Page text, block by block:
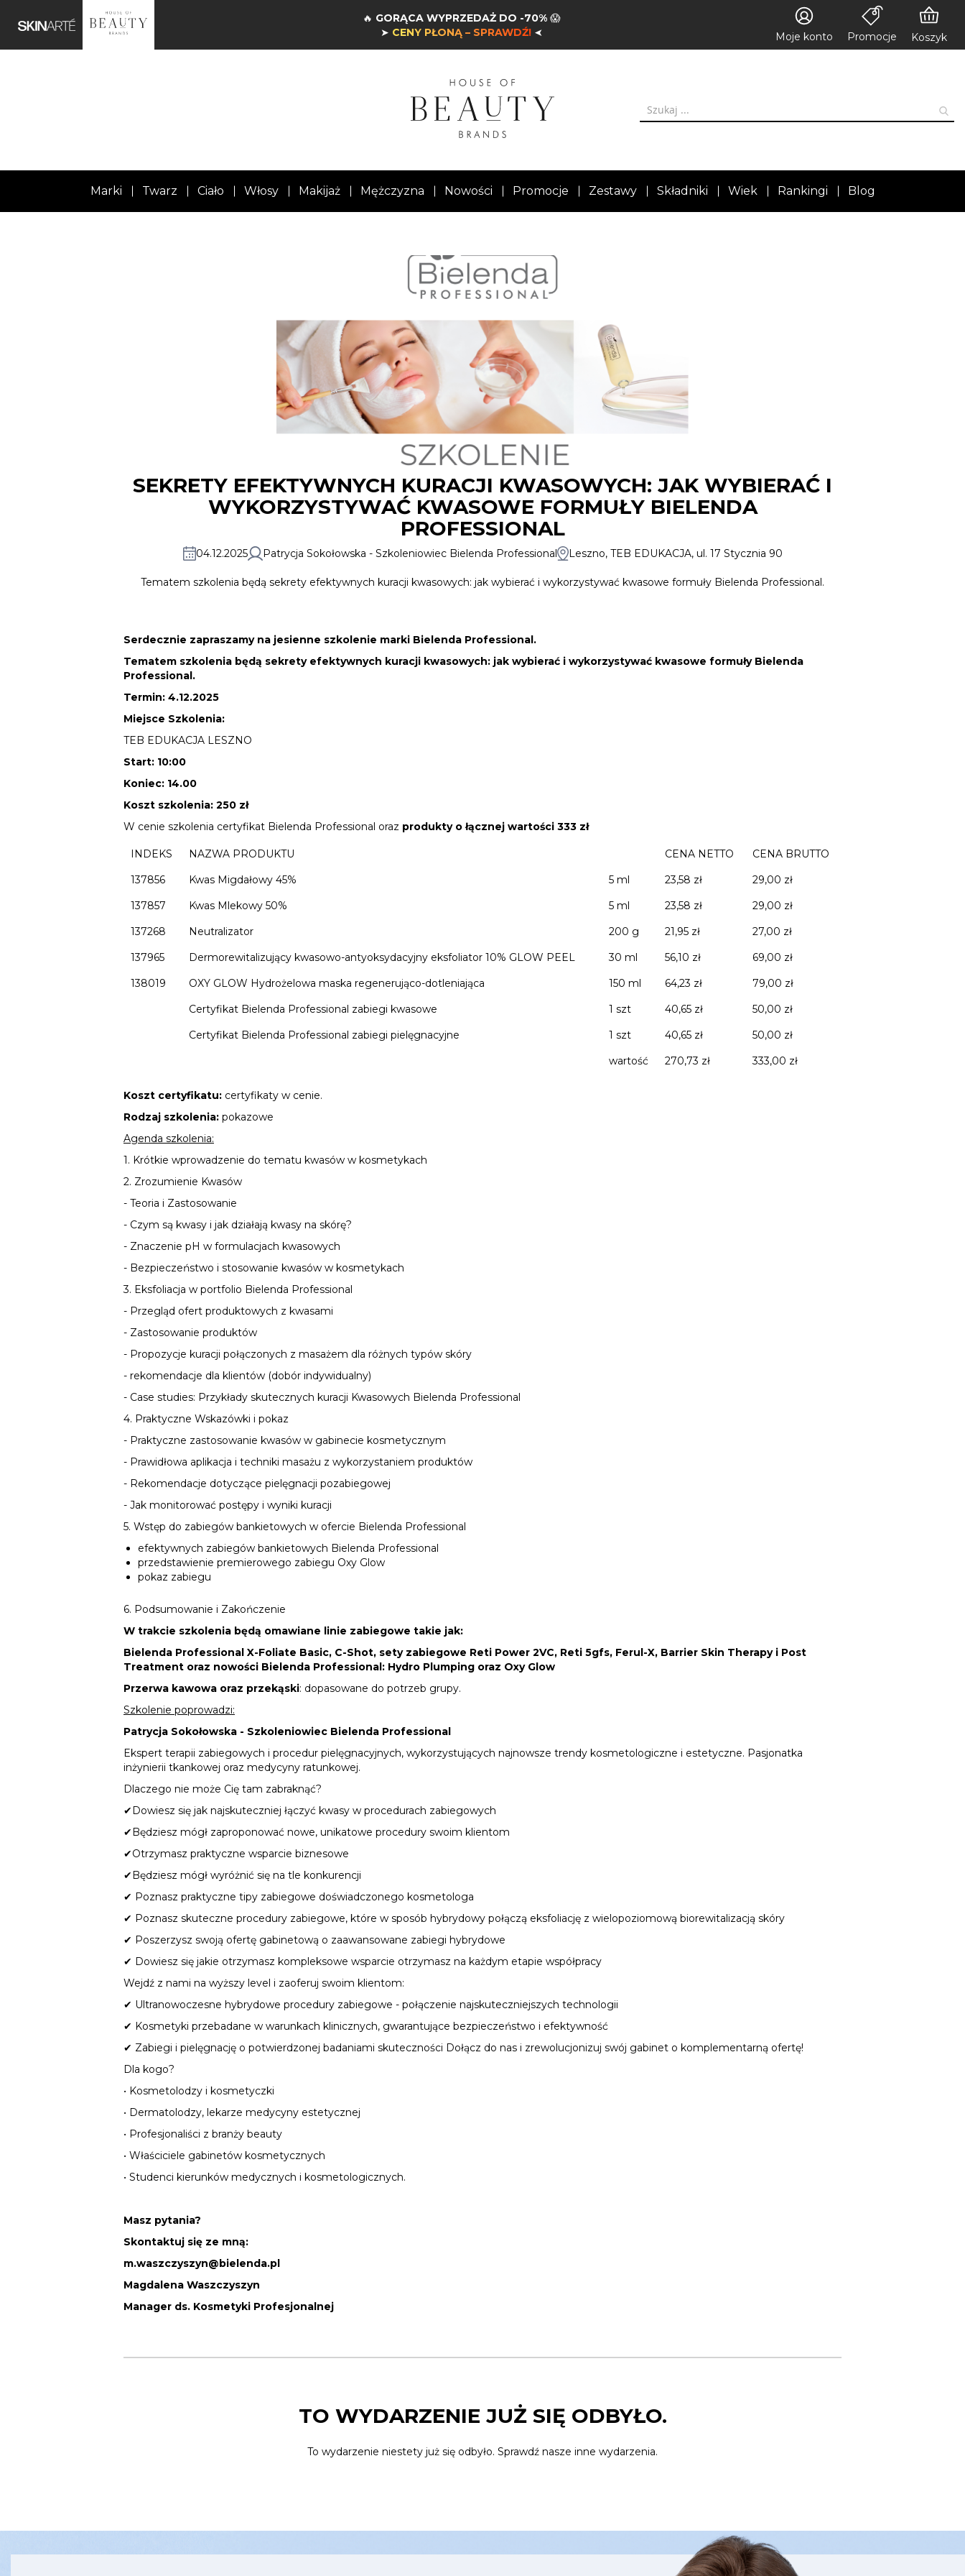
🔥 GORĄCA WYPRZEDAŻ DO -70%😱
➤ CENY PŁONĄ – SPRAWDŹ! ➤ Moje konto Promocje Koszyk
Marki Twarz Ciało Włosy Makijaż Mężczyzna Nowości Promocje Zestawy Składniki Wiek Rankingi Blog
SEKRETY EFEKTYWNYCH KURACJI KWASOWYCH: JAK WYBIERAĆ I
WYKORZYSTYWAĆ KWASOWE FORMUŁY BIELENDA
PROFESSIONAL
04.12.2025 Patrycja Sokołowska - Szkoleniowiec Bielenda Professional Leszno, TEB EDUKACJA, ul. 17 Stycznia 90
Tematem szkolenia będą sekrety efektywnych kuracji kwasowych: jak wybierać i wykorzystywać kwasowe formuły Bielenda Professional.
Serdecznie zapraszamy na jesienne szkolenie marki Bielenda Professional.
Tematem szkolenia będą sekrety efektywnych kuracji kwasowych: jak wybierać i wykorzystywać kwasowe formuły Bielenda
Professional.
Termin: 4.12.2025
Miejsce Szkolenia:
TEB EDUKACJA LESZNO
Start: 10:00
Koniec: 14.00
Koszt szkolenia: 250 zł
W cenie szkolenia certyfikat Bielenda Professional oraz produkty o łącznej wartości 333 zł
INDEKS NAZWA PRODUKTU CENA NETTO
CENA BRUTTO
137856
Kwas Migdałowy 45% 5 ml 23,58 zł
29,00 zł
137857
Kwas Mlekowy 50% 5 ml 23,58 zł
29,00 zł
137268
Neutralizator 200 g 21,95 zł
27,00 zł
137965
Dermorewitalizujący kwasowo-antyoksydacyjny eksfoliator 10% GLOW PEEL 30 ml 56,10 zł
69,00 zł
138019
OXY GLOW Hydrożelowa maska regenerująco-dotleniająca 150 ml 64,23 zł
79,00 zł
Certyfikat Bielenda Professional zabiegi kwasowe
1 szt 40,65 zł
50,00 zł
Certyfikat Bielenda Professional zabiegi pielęgnacyjne
1 szt 40,65 zł
50,00 zł
wartość
270,73 zł 333,00 zł
Koszt certyfikatu: certyfikaty w cenie.
Rodzaj szkolenia: pokazowe
Agenda szkolenia:
1. Krótkie wprowadzenie do tematu kwasów w kosmetykach
2. Zrozumienie Kwasów
- Teoria i Zastosowanie
- Czym są kwasy i jak działają kwasy na skórę?
- Znaczenie pH w formulacjach kwasowych
- Bezpieczeństwo i stosowanie kwasów w kosmetykach
3. Eksfoliacja w portfolio Bielenda Professional
- Przegląd ofert produktowych z kwasami
- Zastosowanie produktów
- Propozycje kuracji połączonych z masażem dla różnych typów skóry
- rekomendacje dla klientów (dobór indywidualny)
- Case studies: Przykłady skutecznych kuracji Kwasowych Bielenda Professional
4. Praktyczne Wskazówki i pokaz
- Praktyczne zastosowanie kwasów w gabinecie kosmetycznym
- Prawidłowa aplikacja i techniki masażu z wykorzystaniem produktów
- Rekomendacje dotyczące pielęgnacji pozabiegowej
- Jak monitorować postępy i wyniki kuracji
5. Wstęp do zabiegów bankietowych w ofercie Bielenda Professional
efektywnych zabiegów bankietowych Bielenda Professional
przedstawienie premierowego zabiegu Oxy Glow
pokaz zabiegu
6. Podsumowanie i Zakończenie
W trakcie szkolenia będą omawiane linie zabiegowe takie jak:
Bielenda Professional X-Foliate Basic, C-Shot, sety zabiegowe Reti Power 2VC, Reti 5gfs, Ferul-X, Barrier Skin Therapy i Post
Treatment oraz nowości Bielenda Professional: Hydro Plumping oraz Oxy Glow
Przerwa kawowa oraz przekąski: dopasowane do potrzeb grupy.
Szkolenie poprowadzi:
Patrycja Sokołowska - Szkoleniowiec Bielenda Professional
Ekspert terapii zabiegowych i procedur pielęgnacyjnych, wykorzystujących najnowsze trendy kosmetologiczne i estetyczne. Pasjonatka
inżynierii tkankowej oraz medycyny ratunkowej.
Dlaczego nie może Cię tam zabraknąć?
✔Dowiesz się jak najskuteczniej łączyć kwasy w procedurach zabiegowych
✔Będziesz mógł zaproponować nowe, unikatowe procedury swoim klientom
✔Otrzymasz praktyczne wsparcie biznesowe
✔Będziesz mógł wyróżnić się na tle konkurencji
✔ Poznasz praktyczne tipy zabiegowe doświadczonego kosmetologa
✔ Poznasz skuteczne procedury zabiegowe, które w sposób hybrydowy połączą eksfoliację z wielopoziomową biorewitalizacją skóry
✔ Poszerzysz swoją ofertę gabinetową o zaawansowane zabiegi hybrydowe
✔ Dowiesz się jakie otrzymasz kompleksowe wsparcie otrzymasz na każdym etapie współpracy
Wejdź z nami na wyższy level i zaoferuj swoim klientom:
✔ Ultranowoczesne hybrydowe procedury zabiegowe - połączenie najskuteczniejszych technologii
✔ Kosmetyki przebadane w warunkach klinicznych, gwarantujące bezpieczeństwo i efektywność
✔ Zabiegi i pielęgnację o potwierdzonej badaniami skuteczności Dołącz do nas i zrewolucjonizuj swój gabinet o komplementarną ofertę!
Dla kogo?
• Kosmetolodzy i kosmetyczki
• Dermatolodzy, lekarze medycyny estetycznej
• Profesjonaliści z branży beauty
• Właściciele gabinetów kosmetycznych
• Studenci kierunków medycznych i kosmetologicznych.
Masz pytania?
Skontaktuj się ze mną:
m.waszczyszyn@bielenda.pl
Magdalena Waszczyszyn
Manager ds. Kosmetyki Profesjonalnej
TO WYDARZENIE JUŻ SIĘ ODBYŁO.
To wydarzenie niestety już się odbyło. Sprawdź nasze inne wydarzenia.